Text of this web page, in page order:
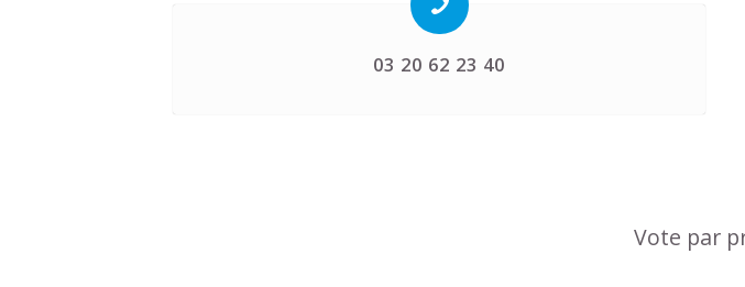
03 20 62 23 40
Vote par